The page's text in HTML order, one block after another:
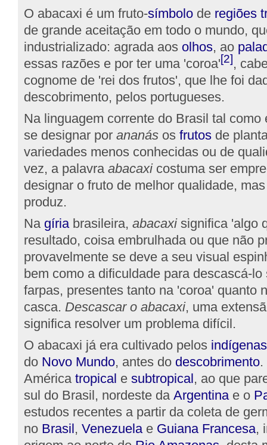
O abacaxi é um fruto-símbolo de regiões
de grande aceitação em todo o mundo,
industrializado: agrada aos olhos, ao
essas razões e por ter uma 'coroa'[2],
cognome de 'rei dos frutos', que lhe foi
descobrimento, pelos portugueses.
Na linguagem corrente do Brasil tal
se designar por ananás os frutos de
variedades menos conhecidas ou de
vez, a palavra abacaxicostuma ser
designar o fruto de melhor qualidade,
produz.
Na gíria brasileira, abacaxisignifica 'algo
resultado, coisa embrulhada ou que não
provavelmente se deve a seu visual
bem como a dificuldade para descascá-
farpas, presentes tanto na 'coroa' quanto
casca. Descascar o abacaxi, uma
significa resolver um problema difícil.
O abacaxi já era cultivado pelos indígenas
do Novo Mundo, antes do descobrimento
América tropical e subtropical, ao que
sul do Brasil, nordeste da Argentina e o
estudos recentes a partir da coleta de
no Brasil, Venezuela e Guiana Francesa,